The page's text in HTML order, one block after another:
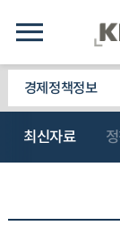
경제정책정보
최신자료